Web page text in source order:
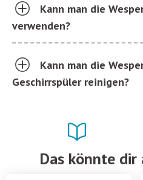
Kann man die
verwenden?
Kann man die
Geschirrspüler reinigen?
Das könnte